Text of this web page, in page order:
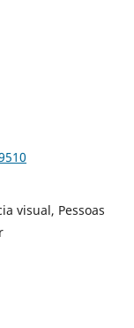
visual, Pessoas